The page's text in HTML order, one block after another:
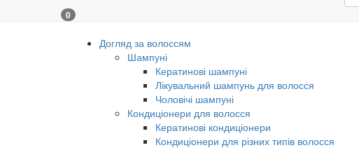
0
Догляд за волоссям
Шампуні
Кератинові шампуні
Лікувальний шампунь для волосся
Чоловічі шампуні
Кондиціонери для волосся
Кератинові кондиціонери
Кондиціонери для різних типів волосся